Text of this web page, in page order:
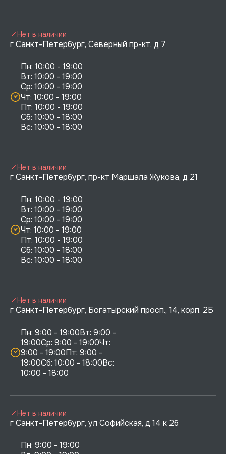
г Санкт-Петербург, Северный пр-кт, д 7
Пн: 10:00 - 19:00
Вт: 10:00 - 19:00
Ср: 10:00 - 19:00
Чт: 10:00 - 19:00
Пт: 10:00 - 19:00
Сб: 10:00 - 18:00
Нет в наличии
г Санкт-Петербург, пр-кт Маршала Жукова, д 21
Пн: 10:00 - 19:00
Вт: 10:00 - 19:00
Ср: 10:00 - 19:00
Чт: 10:00 - 19:00
Пт: 10:00 - 19:00
Сб: 10:00 - 18:00
Нет в наличии
г Санкт-Петербург, Богатырский просп., 14, корп. 2Б
Пн: 9:00 - 19:00Вт: 9:00 -
19:00Ср: 9:00 - 19:00Чт:
9:00 - 19:00Пт: 9:00 -
19:00Сб: 10:00 - 18:00Вс:
10:00 - 18:00
Нет в наличии
г Санкт-Петербург, ул Софийская, д 14 к 2б
Пн: 9:00 - 19:00
Нет в наличии